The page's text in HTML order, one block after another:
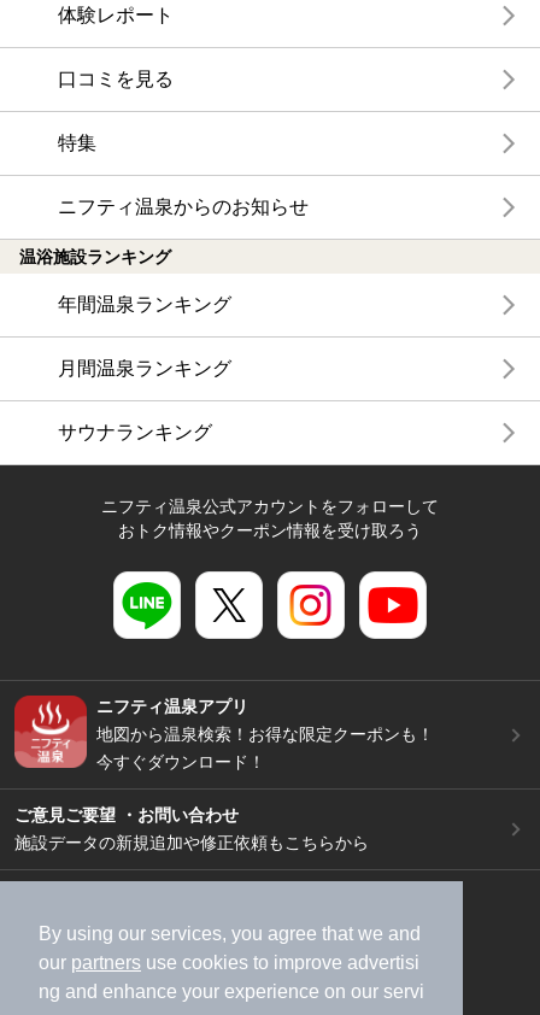
By using our services, you agree that we and
our partners use cookies to improve advertisi
ng and enhance your experience on our servi
体験レポート
口コミを見る
特集
ニフティ温泉からのお知らせ
温浴施設ランキング
年間温泉ランキング
月間温泉ランキング
サウナランキング
ニフティ温泉公式アカウントをフォローして
おトク情報やクーポン情報を受け取ろう
ニフティ温泉アプリ
地図から温泉検索！お得な限定クーポンも！
今すぐダウンロード！
ご意見ご要望 ・お問い合わせ
施設データの新規追加や修正依頼もこちらから
加盟店募集（資料請求）
広告出稿のご案内
利用規約
ライフスタイルMEMBERS+規約
特定商取引法に基づく表記
ヘルプ 採用情報